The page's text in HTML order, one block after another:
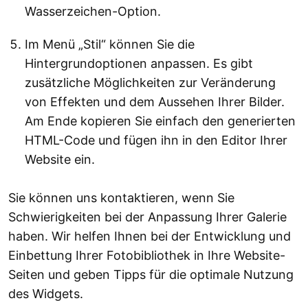
Wasserzeichen-Option.
Im Menü „Stil“ können Sie die
Hintergrundoptionen anpassen. Es gibt
zusätzliche Möglichkeiten zur Veränderung
von Effekten und dem Aussehen Ihrer Bilder.
Am Ende kopieren Sie einfach den generierten
HTML-Code und fügen ihn in den Editor Ihrer
Website ein.
Sie können uns kontaktieren, wenn Sie
Schwierigkeiten bei der Anpassung Ihrer Galerie
haben. Wir helfen Ihnen bei der Entwicklung und
Einbettung Ihrer Fotobibliothek in Ihre Website-
Seiten und geben Tipps für die optimale Nutzung
des Widgets.